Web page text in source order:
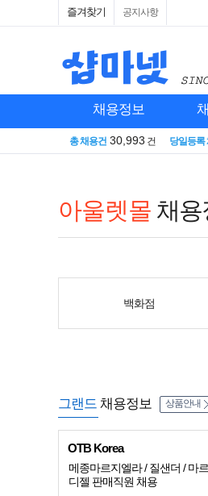
즐겨찾기 공지사항
채용정보
총 채용건 30,993 건 당일등록
아울렛몰 채용
백화점
그랜드 채용정보 상품안내
OTB Korea
메종마르지엘라 / 질샌더 / 마
디젤 판매직원 채용